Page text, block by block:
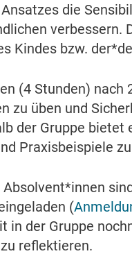
die
Kindes bzw.
(4 Stunden) nach
zu üben und
der Gruppe
Praxisbeispiele
(
in der Gruppe
reflektieren.